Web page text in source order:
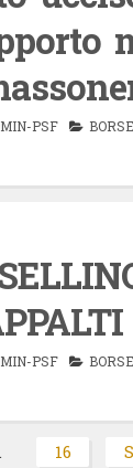
PSF
PSF
16